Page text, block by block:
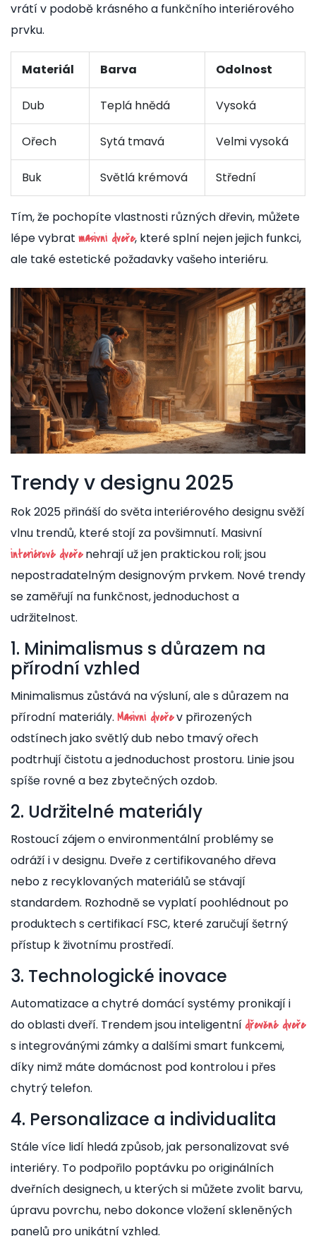
vrátí v podobě krásného a funkčního interiérového
prvku.
Materiál Barva Odolnost
Dub Teplá hnědá Vysoká
Ořech Sytá tmavá Velmi vysoká
Buk Světlá krémová Střední
Tím, že pochopíte vlastnosti různých dřevin, můžete
lépe vybrat masivní dveře, které splní nejen jejich funkci,
ale také estetické požadavky vašeho interiéru.
Trendy v designu 2025
Rok 2025 přináší do světa interiérového designu svěží
vlnu trendů, které stojí za povšimnutí. Masivní
interiérové dveřenehrají už jen praktickou roli; jsou
nepostradatelným designovým prvkem. Nové trendy
se zaměřují na funkčnost, jednoduchost a
udržitelnost.
1. Minimalismus s důrazem na
přírodní vzhled
Minimalismus zůstává na výsluní, ale s důrazem na
přírodní materiály. Masivní dveřev přirozených
odstínech jako světlý dub nebo tmavý ořech
podtrhují čistotu a jednoduchost prostoru. Linie jsou
spíše rovné a bez zbytečných ozdob.
2. Udržitelné materiály
Rostoucí zájem o environmentální problémy se
odráží i v designu. Dveře z certifikovaného dřeva
nebo z recyklovaných materiálů se stávají
standardem. Rozhodně se vyplatí poohlédnout po
produktech s certifikací FSC, které zaručují šetrný
přístup k životnímu prostředí.
3. Technologické inovace
Automatizace a chytré domácí systémy pronikají i
do oblasti dveří. Trendem jsou inteligentní dřevěné dveře
s integrovánými zámky a dalšími smart funkcemi,
díky nimž máte domácnost pod kontrolou i přes
chytrý telefon.
4. Personalizace a individualita
Stále více lidí hledá způsob, jak personalizovat své
interiéry. To podpořilo poptávku po originálních
dveřních designech, u kterých si můžete zvolit barvu,
úpravu povrchu, nebo dokonce vložení skleněných
panelů pro unikátní vzhled.